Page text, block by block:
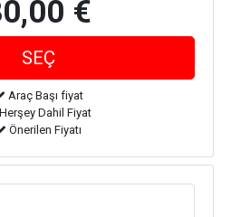
€
Araç Başı fiyat
Herşey Dahil Fiyat
Önerilen Fiyatı